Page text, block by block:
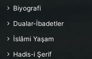
Biyografi
Dualar-İbadetler
İslâmi Yaşam
Hadis-i Şerif